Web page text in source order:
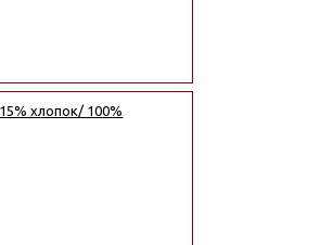
хлопок/ 100%